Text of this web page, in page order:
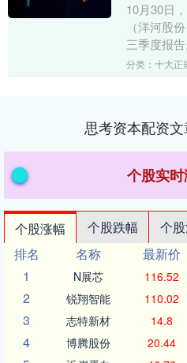
10月30日
（洋河股
三季度报
现营业收入
分类：十大正
思考资本配资
个股实
个股涨幅 个股跌幅 个
排名
名称 最新价
1
N展芯 116.52
2 锐翔智能 110.02
3 志特新材 14.8
4 博腾股份 20.44